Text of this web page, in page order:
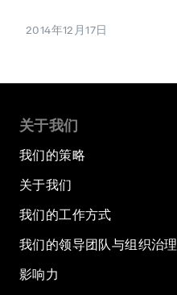
2014年12月17日
关于我们
我们的策略
关于我们
我们的工作方式
我们的领导团队与组织治理
影响力